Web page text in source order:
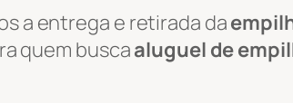
a entrega e retirada da
quem buscaaluguel de